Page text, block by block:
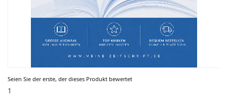
Seien Sie der erste, der dieses Produkt bewertet
1
Zum
Anfang